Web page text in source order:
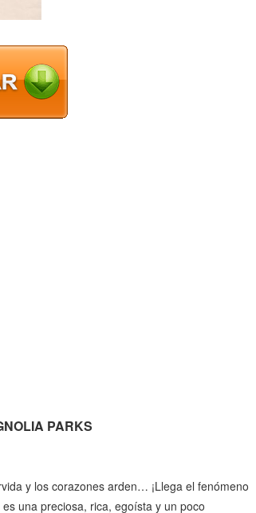
PARKS
y los corazones arden… ¡Llega el fenómeno
una preciosa, rica, egoísta y un poco